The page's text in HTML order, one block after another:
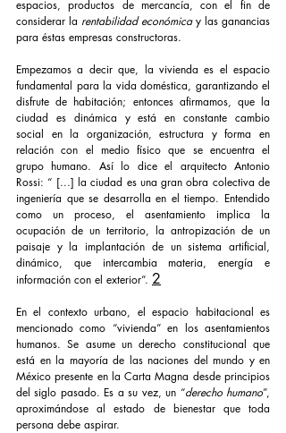
espacios, productos de mercancía, con el fin de
considerar la rentabilidad económica y las ganancias
para éstas empresas constructoras.
Empezamos a decir que, la vivienda es el espacio
fundamental para la vida doméstica, garantizando el
disfrute de habitación; entonces afirmamos, que la
ciudad es dinámica y está en constante cambio
social en la organización, estructura y forma en
relación con el medio físico que se encuentra el
grupo humano. Así lo dice el arquitecto Antonio
Rossi: “ [...] la ciudad es una gran obra colectiva de
ingeniería que se desarrolla en el tiempo. Entendido
como un proceso, el asentamiento implica la
ocupación de un territorio, la antropización de un
paisaje y la implantación de un sistema artificial,
dinámico, que intercambia materia, energía e
información con el exterior”. 2
En el contexto urbano, el espacio habitacional es
mencionado como “vivienda” en los asentamientos
humanos. Se asume un derecho constitucional que
está en la mayoría de las naciones del mundo y en
México presente en la Carta Magna desde principios
del siglo pasado. Es a su vez, un “derecho humano”,
aproximándose al estado de bienestar que toda
persona debe aspirar.